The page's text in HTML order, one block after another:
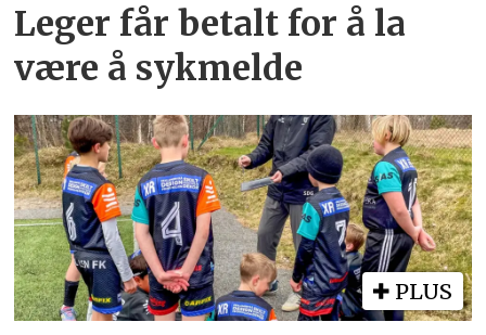
Leger får betalt for å la
være å sykmelde
PLUS